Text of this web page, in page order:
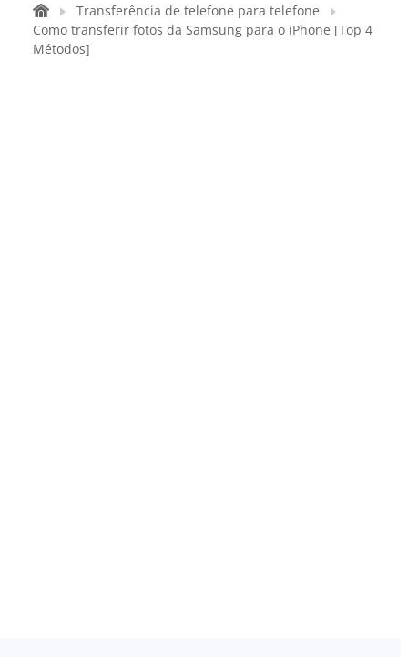
Transferência de telefone para telefone
Como transferir fotos da Samsung para o iPhone [Top 4
Métodos]